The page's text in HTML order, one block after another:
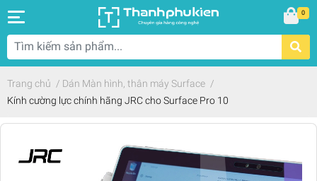
0
Trang chủ / Dán Màn hình, thân máy Surface /
Kính cường lực chính hãng JRC cho Surface Pro 10